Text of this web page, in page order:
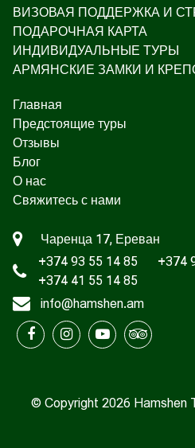
ВИЗОВАЯ ПОДДЕРЖКА И
ПОДАРОЧНАЯ КАРТА
ИНДИВИДУАЛЬНЫЕ ТУРЫ
АРМЯНСКИЕ ЗАМКИ И
Главная
Предстоящие туры
Отзывы
Блог
О нас
Свяжитесь с нами
Чаренца 17, Ереван
+374 93 55 14 85
+374
+374 41 55 14 85
info@hamshen.am
© Copyright 2026 Hamshen